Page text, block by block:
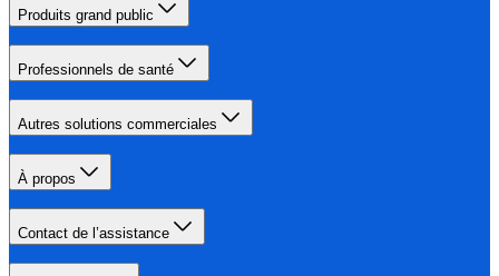
Produits grand public
Professionnels de santé
Autres solutions commerciales
À propos
Contact de l’assistance